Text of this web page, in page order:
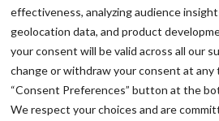
effectiveness, analyzing audience
geolocation data, and product
your consent will be valid across all our
change or withdraw your consent at any
“Consent Preferences” button at the
We respect your choices and are
zal hebben op de oogst en
de sojabonen geoogst. Eén
krapte aan de voorkant lijkt te